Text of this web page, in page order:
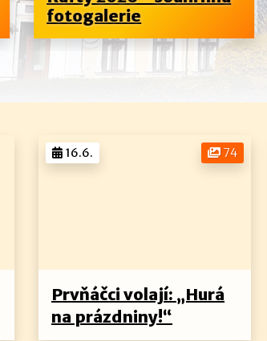
fotogalerie
Prvňáčci volají: „Hurá
na prázdniny!“
74
16.6.